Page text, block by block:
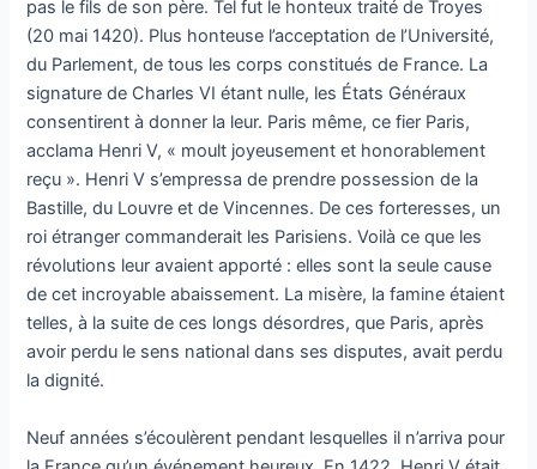
pas le fils de son père. Tel fut le honteux traité de Troyes
(20 mai 1420). Plus honteuse l’acceptation de l’Université,
du Parlement, de tous les corps constitués de France. La
signature de Charles VI étant nulle, les États Généraux
consentirent à donner la leur. Paris même, ce fier Paris,
acclama Henri V, « moult joyeusement et honorablement
reçu ». Henri V s’empressa de prendre possession de la
Bastille, du Louvre et de Vincennes. De ces forteresses, un
roi étranger commanderait les Parisiens. Voilà ce que les
révolutions leur avaient apporté : elles sont la seule cause
de cet incroyable abaissement. La misère, la famine étaient
telles, à la suite de ces longs désordres, que Paris, après
avoir perdu le sens national dans ses disputes, avait perdu
la dignité.
Neuf années s’écoulèrent pendant lesquelles il n’arriva pour